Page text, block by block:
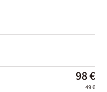
98 €
49 €